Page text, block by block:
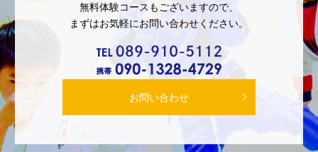
無料体験コースもございますので、
まずはお気軽にお問い合わせください。
お問い合わせ